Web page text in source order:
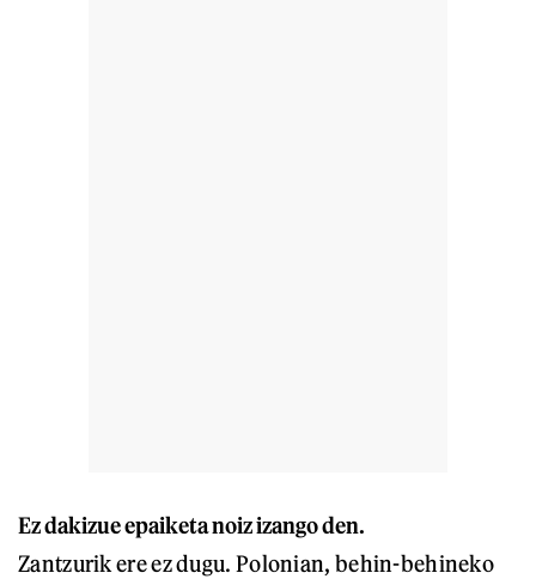
Ez dakizue epaiketa noiz izango den.
Zantzurik ere ez dugu. Polonian, behin-behineko